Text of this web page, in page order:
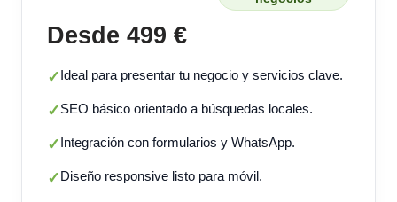
Desde 499 €
✓Ideal para presentar tu negocio y servicios clave.
✓SEO básico orientado a búsquedas locales.
✓Integración con formularios y WhatsApp.
✓Diseño responsive listo para móvil.